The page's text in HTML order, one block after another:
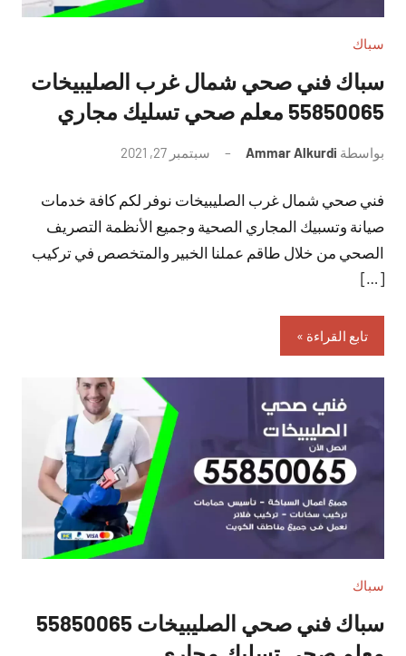
سباك
سباك فني صحي شمال غرب الصليبيخات
55850065 معلم صحي تسليك مجاري
بواسطة Ammar Alkurdi سبتمبر 27, 2021
تعليقات
فني صحي شمال غرب الصليبيخات نوفر لكم كافة خدمات
صيانة وتسبيك المجاري الصحية وجميع الأنظمة التصريف
الصحي من خلال طاقم عملنا الخبير والمتخصص في تركيب
[…]
تابع القراءة
سباك
سباك فني صحي الصليبيخات 55850065